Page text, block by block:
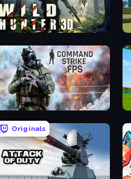
Wild Hunter 3D
Command Strike FPS
Originals